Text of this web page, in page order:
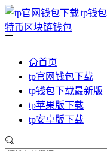
首页
tp官网钱包下载
tp钱包下载最新版
tp苹果版下载
tp安卓版下载